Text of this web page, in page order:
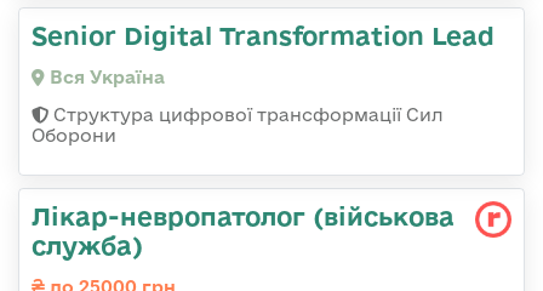
Senior Digital Transformation Lead
Вся Україна
Структура цифрової трансформації Сил
Оборони
Лікар-невропатолог (військова
служба)
до 25000 грн